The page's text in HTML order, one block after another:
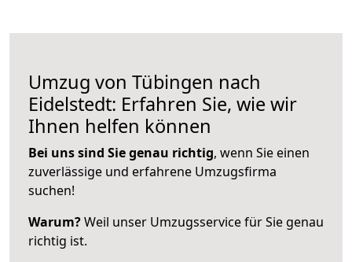
Umzug von Tübingen nach
Eidelstedt: Erfahren Sie, wie wir
Ihnen helfen können
Bei uns sind Sie genau richtig, wenn Sie einen
zuverlässige und erfahrene Umzugsfirma
suchen!
Warum?Weil unser Umzugsservice für Sie genau
richtig ist.